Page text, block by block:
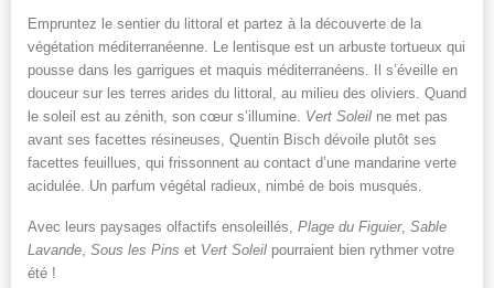
Empruntez le sentier du littoral et partez à la découverte de la
végétation méditerranéenne. Le lentisque est un arbuste tortueux qui
pousse dans les garrigues et maquis méditerranéens. Il s’éveille en
douceur sur les terres arides du littoral, au milieu des oliviers. Quand
le soleil est au zénith, son cœur s’illumine. Vert Soleil ne met pas
avant ses facettes résineuses, Quentin Bisch dévoile plutôt ses
facettes feuillues, qui frissonnent au contact d’une mandarine verte
acidulée. Un parfum végétal radieux, nimbé de bois musqués.
Avec leurs paysages olfactifs ensoleillés, Plage du Figuier, Sable
Lavande, Sous les Pins et Vert Soleil pourraient bien rythmer votre
été !